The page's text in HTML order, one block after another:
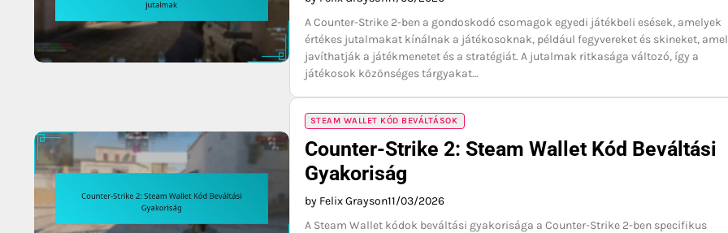
A Counter-Strike 2-ben a gondoskodó csomagok egyedi játékbeli esések, amelyek
értékes jutalmakat kínálnak a játékosoknak, például fegyvereket és skineket,
javíthatják a játékmenetet és a stratégiát. A jutalmak ritkasága változó, így a
játékosok közönséges tárgyakat…
STEAM WALLET KÓD BEVÁLTÁSOK
Counter-Strike 2: Steam Wallet Kód Beváltási
Gyakoriság
by Felix Grayson11/03/2026
A Steam Wallet kódok beváltási gyakorisága a Counter-Strike 2-ben specifikus